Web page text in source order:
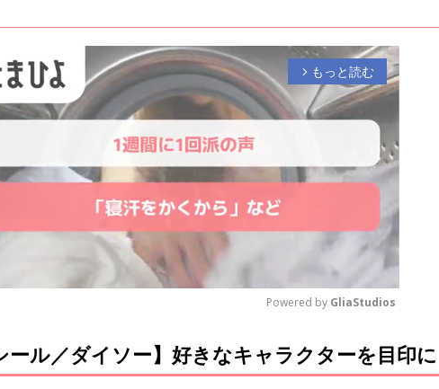
arrow_forward_ios もっと読む
M
u
Powered by GliaStudios
ール／ダイソー】好きなキャラクターを目印に